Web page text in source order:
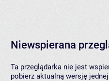
Niewspierana
Ta przeglądarka nie jest
pobierz aktualną wersję